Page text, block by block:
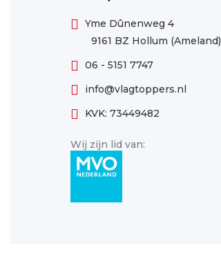
Yme Dûnenweg 4
9161 BZ Hollum (Ameland)
06 - 5151 7747
info@vlagtoppers.nl
KVK: 73449482
Wij zijn lid van: